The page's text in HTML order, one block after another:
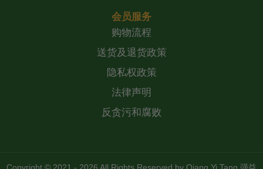
会员服务
购物流程
送货及退货政策
隐私权政策
法律声明
反贪污和腐败